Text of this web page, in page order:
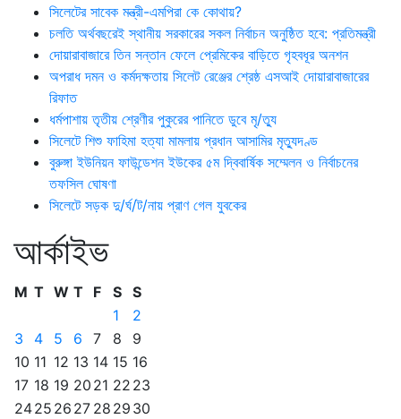
সিলেটের সাবেক মন্ত্রী-এমপিরা কে কোথায়?
চলতি অর্থবছরেই স্থানীয় সরকারের সকল নির্বাচন অনুষ্ঠিত হবে: প্রতিমন্ত্রী
দোয়ারাবাজারে তিন সন্তান ফেলে প্রেমিকের বাড়িতে গৃহবধূর অনশন
অপরাধ দমন ও কর্মদক্ষতায় সিলেট রেঞ্জের শ্রেষ্ঠ এসআই দোয়ারাবাজারের
রিফাত
ধর্মপাশায় তৃতীয় শ্রেণীর পুকুরের পানিতে ডুবে মৃ/ত্যু
সিলেটে শিশু ফাহিমা হত্যা মামলায় প্রধান আসামির মৃত্যুদণ্ড
বুরুঙ্গা ইউনিয়ন ফাউন্ডেশন ইউকের ৫ম দ্বিবার্ষিক সম্মেলন ও নির্বাচনের
তফসিল ঘোষণা
সিলেটে সড়ক দু/র্ঘ/ট/নায় প্রাণ গেল যুবকের
আর্কাইভ
M T W T F S S
1
2
3
4 5 6 7 8
9
10 11 12 13 14 15 16
17 18 19 20 21 22 23
2425 26 27 28 29 30